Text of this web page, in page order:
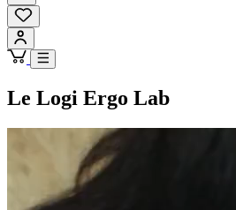
Le Logi Ergo Lab